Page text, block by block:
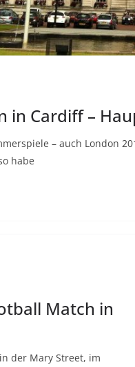
in Cardiff –
– auch London
habe
Match in
der Mary Street, im